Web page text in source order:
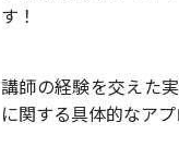
す！
講師の経験を交えた
に関する具体的なア